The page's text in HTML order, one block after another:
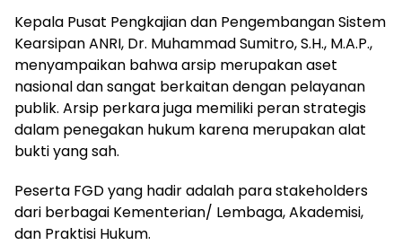
Kepala Pusat Pengkajian dan Pengembangan Sistem
Kearsipan ANRI, Dr. Muhammad Sumitro, S.H., M.A.P.,
menyampaikan bahwa arsip merupakan aset
nasional dan sangat berkaitan dengan pelayanan
publik. Arsip perkara juga memiliki peran strategis
dalam penegakan hukum karena merupakan alat
bukti yang sah.
Peserta FGD yang hadir adalah para stakeholders
dari berbagai Kementerian/ Lembaga, Akademisi,
dan Praktisi Hukum.